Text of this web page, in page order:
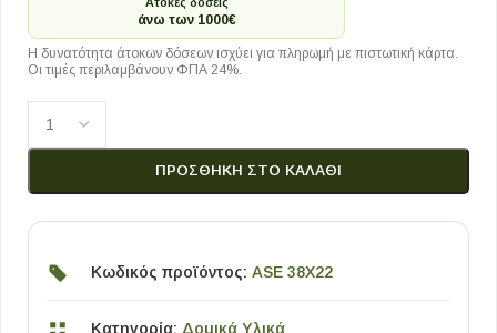
άνω των 1000€
Η δυνατότητα άτοκων δόσεων ισχύει για πληρωμή με πιστωτική κάρτα.
Οι τιμές περιλαμβάνουν ΦΠΑ 24%.
ΠΡΟΣΘΉΚΗ ΣΤΟ ΚΑΛΆΘΙ
Κωδικός προϊόντος: ASE 38X22
Κατηγορία: Δομικά Υλικά